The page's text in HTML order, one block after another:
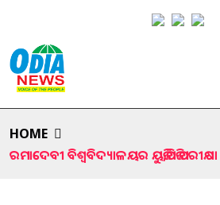
HOME
ରମାଦେବୀ ବିଶ୍ବବିଦ୍ୟାଳୟର ୟୁଜି,ପିଜି ପରୀକ୍ଷା